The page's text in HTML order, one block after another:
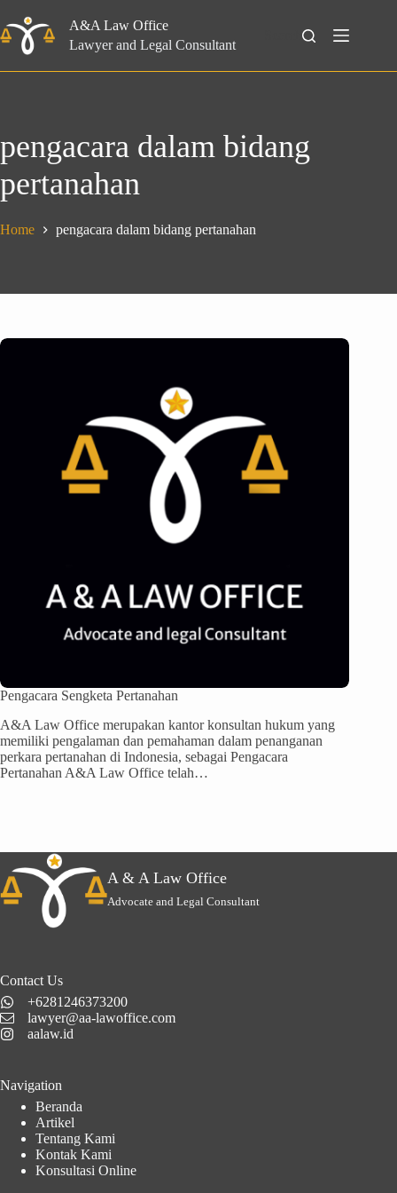
to
content
A&A Law Office
Lawyer and Legal Consultant
Search
pengacara dalam bidang
pertanahan
Home pengacara dalam bidang pertanahan
Pengacara Sengketa Pertanahan
A&A Law Office merupakan kantor konsultan hukum yang
memiliki pengalaman dan pemahaman dalam penanganan
perkara pertanahan di Indonesia, sebagai Pengacara
Pertanahan A&A Law Office telah…
A & A Law Office
Advocate and Legal Consultant
Contact Us
+6281246373200
lawyer@aa-lawoffice.com
aalaw.id
Navigation
Beranda
Artikel
Tentang Kami
Kontak Kami
Konsultasi Online